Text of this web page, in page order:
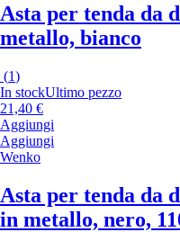
Asta per tenda da
metallo, bianco
(1)
In stockUltimo pezzo
21,40 €
Aggiungi
Aggiungi
Wenko
Asta per tenda da
in metallo, nero,